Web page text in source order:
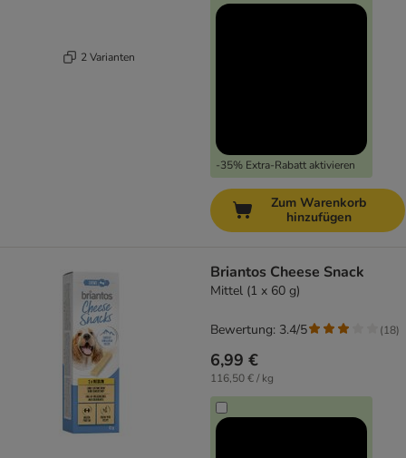
2 Varianten
-35% Extra-Rabatt aktivieren
Zum Warenkorb
hinzufügen
Briantos Cheese Snack
Mittel (1 x 60 g)
6,99 €
116,50 € / kg
Bewertung: 3.4/5 (18)